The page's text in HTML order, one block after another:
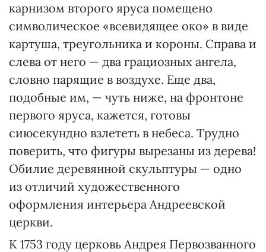
карнизом второго яруса помещено
символическое «всевидящее око» в виде
картуша, треугольника и короны. Справа и
слева от него — два грациозных ангела,
словно парящие в воздухе. Еще два,
подобные им, — чуть ниже, на фронтоне
первого яруса, кажется, готовы
сиюсекундно взлететь в небеса. Трудно
поверить, что фигуры вырезаны из дерева!
Обилие деревянной скульптуры — одно
из отличий художественного
оформления интерьера Андреевской
церкви.
К 1753 году церковь Андрея Первозванного